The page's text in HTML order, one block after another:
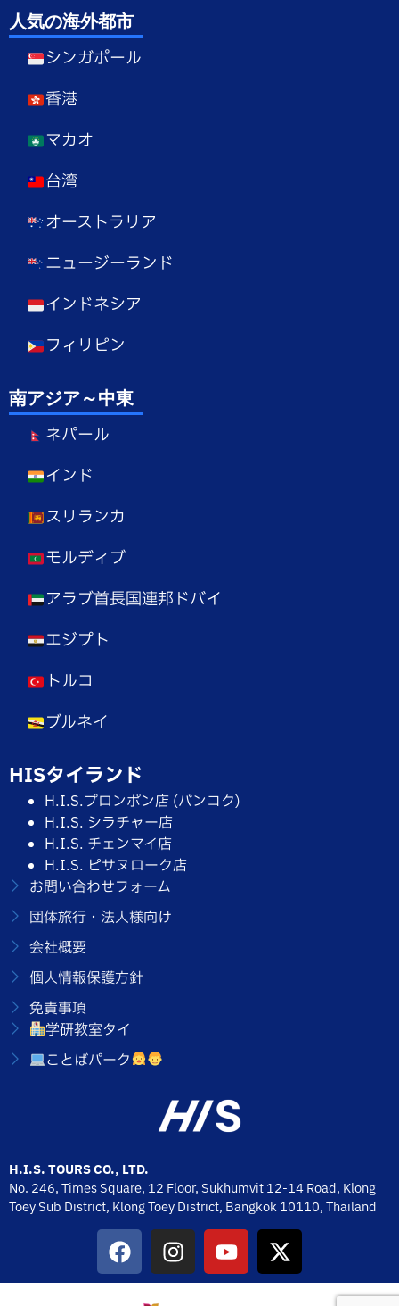
人気の海外都市
シンガポール
香港
マカオ
台湾
オーストラリア
ニュージーランド
インドネシア
フィリピン
南アジア～中東
ネパール
インド
スリランカ
モルディブ
アラブ首長国連邦ドバイ
エジプト
トルコ
ブルネイ
HISタイランド
H.I.S.プロンポン店 (バンコク)
H.I.S. シラチャー店
H.I.S. チェンマイ店
H.I.S. ピサヌローク店
お問い合わせフォーム
団体旅行・法人様向け
会社概要
個人情報保護方針
免責事項
学研教室タイ
ことばパーク
H.I.S. TOURS CO., LTD.
No. 246, Times Square, 12 Floor, Sukhumvit 12-14 Road, Klong
Toey Sub District, Klong Toey District, Bangkok 10110,Thailand